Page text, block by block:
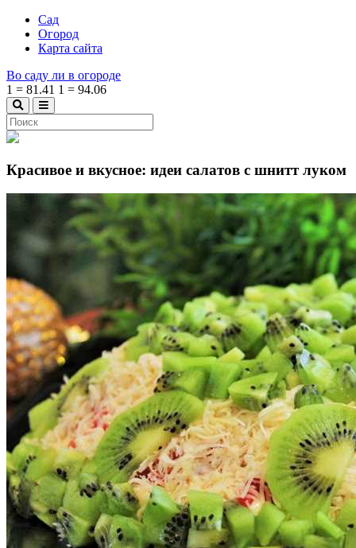
Сад
Огород
Карта сайта
Во саду ли в огороде
1 = 81.41 1 = 94.06
Красивое и вкусное: идеи салатов с шнитт луком